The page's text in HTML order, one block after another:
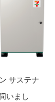
サステナ
いまし